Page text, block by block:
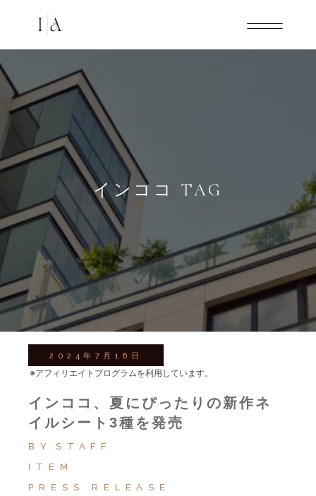
インココ TAG
2024年7月16日
インココ、夏にぴったりの新作ネ
イルシート3種を発売
BY
STAFF
ITEM
PRESS RELEASE
※アフィリエイトプログラムを利用しています。